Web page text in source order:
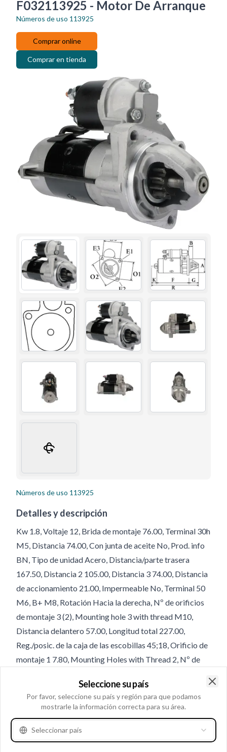
F032113925 - Motor De Arranque
Números de uso 113925
Comprar online
Comprar en tienda
Números de uso 113925
Detalles y descripción
Kw 1.8, Voltaje 12, Brida de montaje 76.00, Terminal 30h
M5, Distancia 74.00, Con junta de aceite No, Prod. info
BN, Tipo de unidad Acero, Distancia/parte trasera
167.50, Distancia 2 105.00, Distancia 3 74.00, Distancia
de accionamiento 21.00, Impermeable No, Terminal 50
M6, B+ M8, Rotación Hacia la derecha, Nº de orificios
de montaje 3 (2), Mounting hole 3 with thread M10,
Distancia delantero 57.00, Longitud total 227.00,
Reg./posic. de la caja de las escobillas 45;18, Orificio de
montaje 1 7.80, Mounting Holes with Thread 2, Nº de
Información del producto
Seleccione su país
Por favor, seleccione su país y región para que podamos
mostrarle la información correcta para su área.
Seleccionar país